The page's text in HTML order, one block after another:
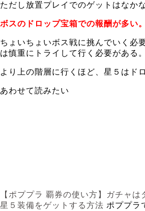
ただし放置プレイでのゲットはなか
ボスのドロップ宝箱での報酬が多い。
ちょいちょいボス戦に挑んでいく必
は慎重にトライして行く必要がある。
より上の階層に行くほど、星５はド
あわせて読みたい
【ポププラ 覇券の使い方】ガチャ
星５装備をゲットする方法 ポププラ